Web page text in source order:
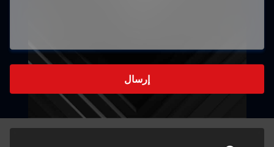
إرسال